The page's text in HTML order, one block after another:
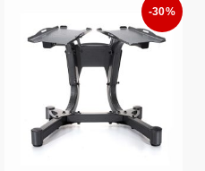
-30%